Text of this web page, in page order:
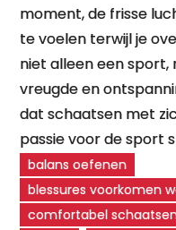
moment, de frisse
te voelen terwijl je
niet alleen een
vreugde en
dat schaatsen met
passie voor de sport
balans oefenen
blessures voorkomen
comfortabel